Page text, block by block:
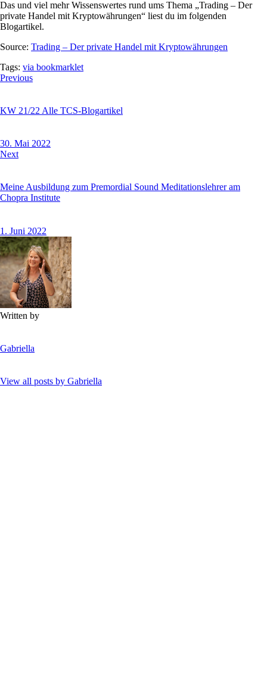
Das und viel mehr Wissenswertes rund ums Thema „Trading – Der
private Handel mit Kryptowährungen“ liest du im folgenden
Blogartikel.
Source: Trading – Der private Handel mit Kryptowährungen
Tags: via bookmarklet
Beitragsnavigation
Previous
KW 21/22 Alle TCS-Blogartikel
30. Mai 2022
Next
Meine Ausbildung zum Premordial Sound Meditationslehrer am
Chopra Institute
1. Juni 2022
Written by
Gabriella
View all posts by Gabriella